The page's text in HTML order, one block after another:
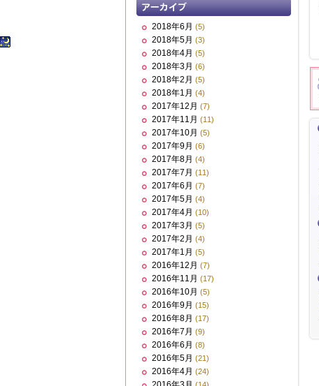
2018年6月 (5)
2018年5月 (3)
2018年4月 (5)
2018年3月 (6)
2018年2月 (5)
2018年1月 (4)
2017年12月 (7)
2017年11月 (11)
2017年10月 (5)
2017年9月 (6)
2017年8月 (4)
2017年7月 (11)
2017年6月 (7)
2017年5月 (4)
2017年4月 (10)
2017年3月 (5)
2017年2月 (4)
2017年1月 (5)
2016年12月 (7)
2016年11月 (17)
2016年10月 (5)
2016年9月 (15)
2016年8月 (17)
2016年7月 (9)
2016年6月 (8)
2016年5月 (21)
2016年4月 (24)